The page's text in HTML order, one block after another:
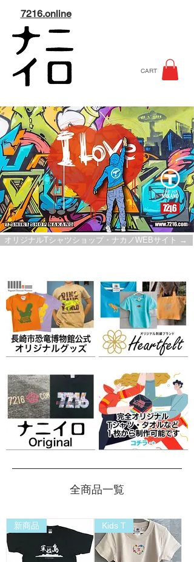
7216.online
CART
オリジナルTシャツショップ・ナカノWEBサイト →
全商品一覧
新商品 Kids T